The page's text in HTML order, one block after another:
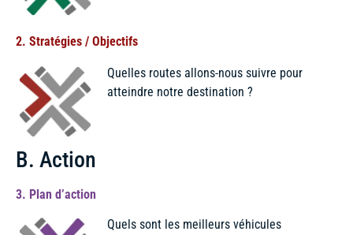
2. Stratégies / Objectifs
Quelles routes allons-nous suivre pour
atteindre notre destination ?
B. Action
3. Plan d’action
Quels sont les meilleurs véhicules